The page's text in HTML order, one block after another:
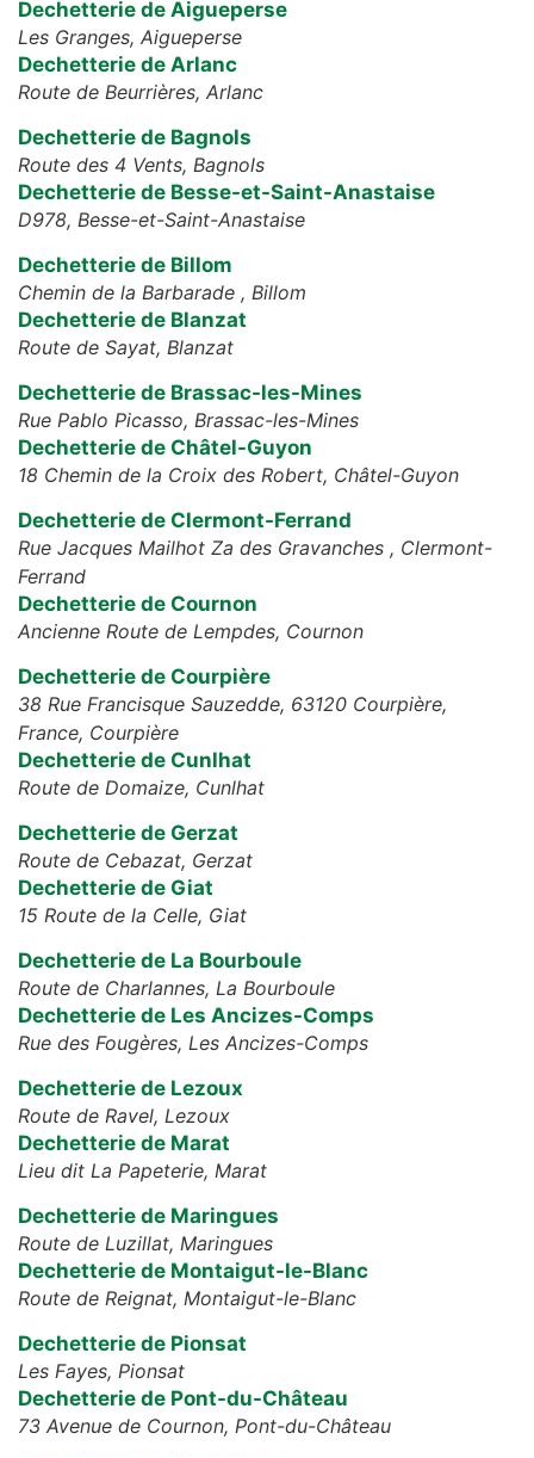
Dechetterie de Aigueperse
Les Granges, Aigueperse
Dechetterie de Arlanc
Route de Beurrières, Arlanc
Dechetterie de Bagnols
Route des 4 Vents, Bagnols
Dechetterie de Besse-et-Saint-Anastaise
D978, Besse-et-Saint-Anastaise
Dechetterie de Billom
Chemin de la Barbarade , Billom
Dechetterie de Blanzat
Route de Sayat, Blanzat
Dechetterie de Brassac-les-Mines
Rue Pablo Picasso, Brassac-les-Mines
Dechetterie de Châtel-Guyon
18 Chemin de la Croix des Robert, Châtel-Guyon
Dechetterie de Clermont-Ferrand
Rue Jacques Mailhot Za des Gravanches , Clermont-
Ferrand
Dechetterie de Cournon
Ancienne Route de Lempdes, Cournon
Dechetterie de Courpière
38 Rue Francisque Sauzedde, 63120 Courpière,
France, Courpière
Dechetterie de Cunlhat
Route de Domaize, Cunlhat
Dechetterie de Gerzat
Route de Cebazat, Gerzat
Dechetterie de Giat
15 Route de la Celle, Giat
Dechetterie de La Bourboule
Route de Charlannes, La Bourboule
Dechetterie de Les Ancizes-Comps
Rue des Fougères, Les Ancizes-Comps
Dechetterie de Lezoux
Route de Ravel, Lezoux
Dechetterie de Marat
Lieu dit La Papeterie, Marat
Dechetterie de Maringues
Route de Luzillat, Maringues
Dechetterie de Montaigut-le-Blanc
Route de Reignat, Montaigut-le-Blanc
Dechetterie de Pionsat
Les Fayes, Pionsat
Dechetterie de Pont-du-Château
73 Avenue de Cournon, Pont-du-Château